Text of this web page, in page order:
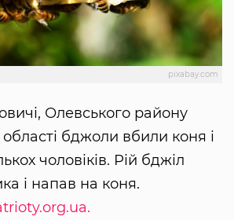
pixabay.com
Олевського району
бджоли вбили коня і
чоловіків. Рій бджіл
і напав на коня.